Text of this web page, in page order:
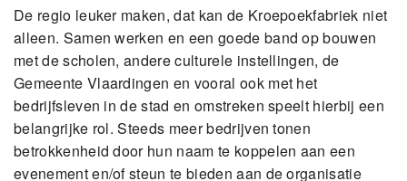
De regio leuker maken, dat kan de Kroepoekfabriek niet
alleen. Samen werken en een goede band op bouwen
met de scholen, andere culturele instellingen, de
Gemeente Vlaardingen en vooral ook met het
bedrijfsleven in de stad en omstreken speelt hierbij een
belangrijke rol. Steeds meer bedrijven tonen
betrokkenheid door hun naam te koppelen aan een
evenement en/of steun te bieden aan de organisatie